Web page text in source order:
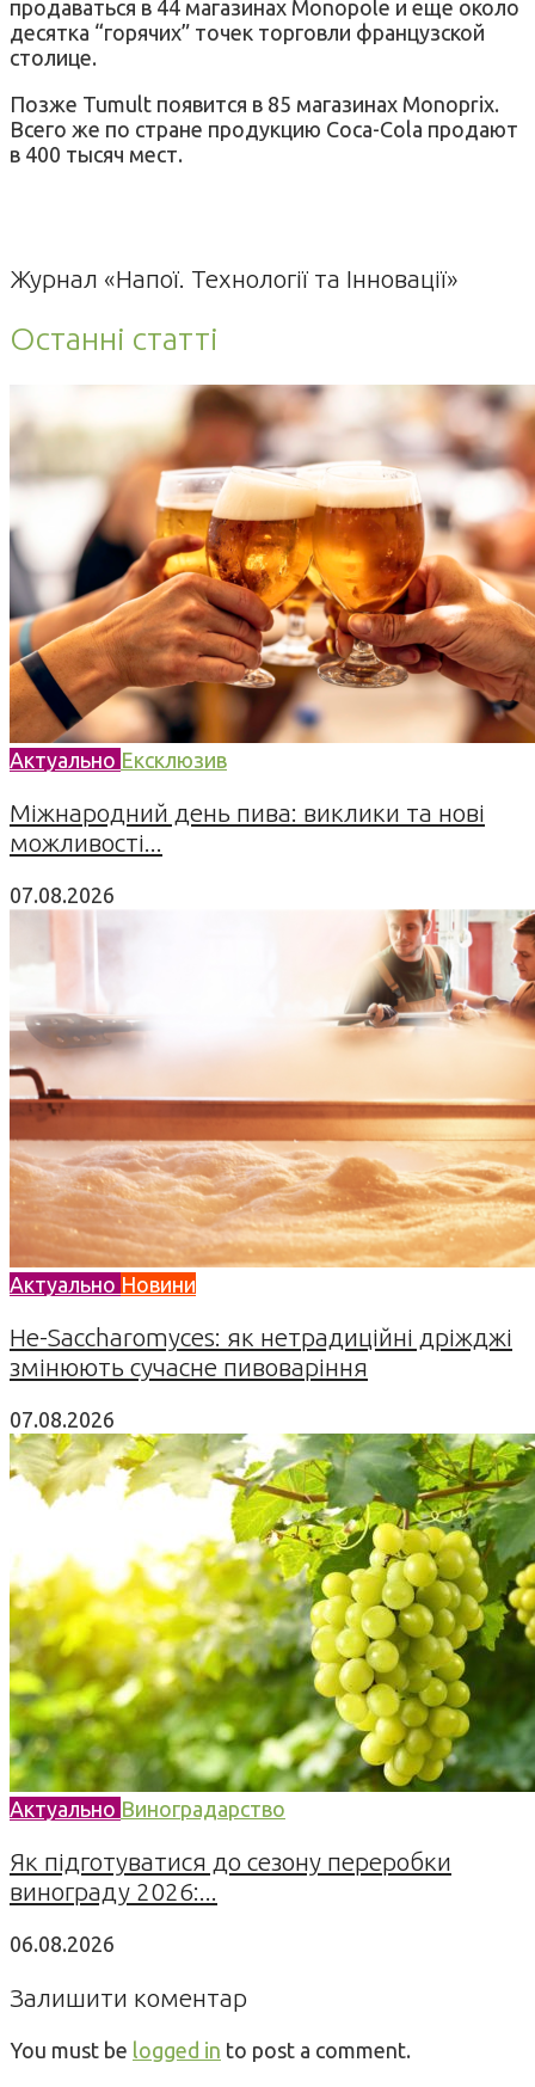
продаваться в 44 магазинах Monopole и еще около
десятка “горячих” точек торговли французской
столице.
Позже Tumult появится в 85 магазинах Monoprix.
Всего же по стране продукцию Coca-Cola продают
в 400 тысяч мест.
Журнал «Напої. Технології та Інновації»
Останні статті
Актуально Ексклюзив
Міжнародний день пива: виклики та нові
можливості...
07.08.2026
Актуально Новини
Не-Saccharomyces: як нетрадиційні дріжджі
змінюють сучасне пивоваріння
07.08.2026
Актуально Виноградарство
Як підготуватися до сезону переробки
винограду 2026:...
06.08.2026
Залишити коментар
You must be logged in to post a comment.